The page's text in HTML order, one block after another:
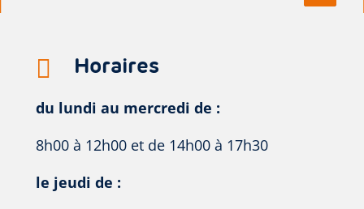
 Horaires
du lundi au mercredi de :
8h00 à 12h00 et de 14h00 à 17h30
le jeudi de :